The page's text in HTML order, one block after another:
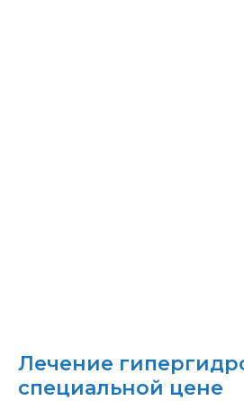
Лечение
специальной цене